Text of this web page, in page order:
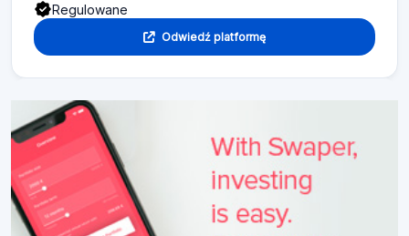
Regulowane
Odwiedź platformę